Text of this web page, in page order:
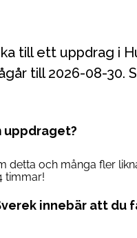
till 2026-08-30.
uppdraget?
detta och många fler
timmar!
innebär att du